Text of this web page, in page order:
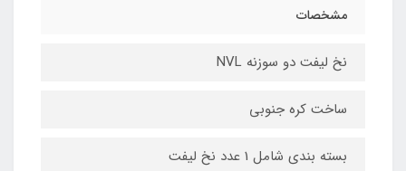
مشخصات
نخ لیفت دو سوزنه NVL
ساخت کره جنوبی
بسته بندی شامل 1 عدد نخ لیفت